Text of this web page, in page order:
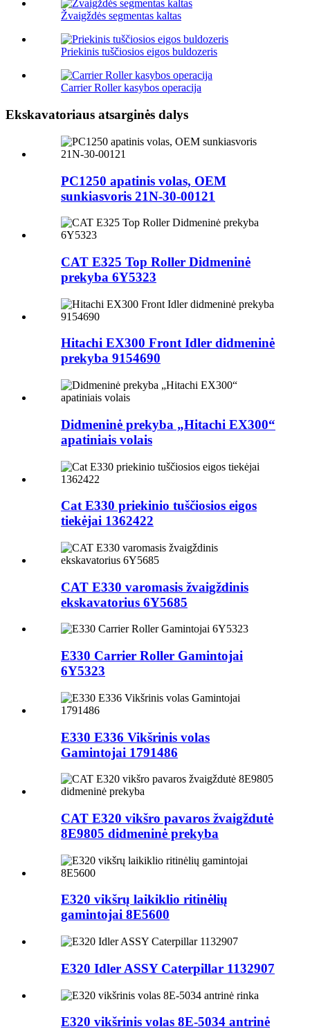
Žvaigždės segmentas kaltas
Priekinis tuščiosios eigos buldozeris
Carrier Roller kasybos operacija
Ekskavatoriaus atsarginės dalys
PC1250 apatinis volas, OEM
sunkiasvoris 21N-30-00121
CAT E325 Top Roller Didmeninė
prekyba 6Y5323
Hitachi EX300 Front Idler didmeninė
prekyba 9154690
Didmeninė prekyba „Hitachi EX300“
apatiniais volais
Cat E330 priekinio tuščiosios eigos
tiekėjai 1362422
CAT E330 varomasis žvaigždinis
ekskavatorius 6Y5685
E330 Carrier Roller Gamintojai
6Y5323
E330 E336 Vikšrinis volas
Gamintojai 1791486
CAT E320 vikšro pavaros žvaigždutė
8E9805 didmeninė prekyba
E320 vikšrų laikiklio ritinėlių
gamintojai 8E5600
E320 Idler ASSY Caterpillar 1132907
E320 vikšrinis volas 8E-5034 antrinė